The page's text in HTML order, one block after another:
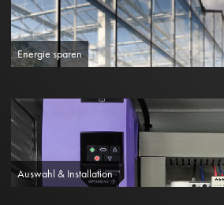
Energie sparen
Auswahl & Installation